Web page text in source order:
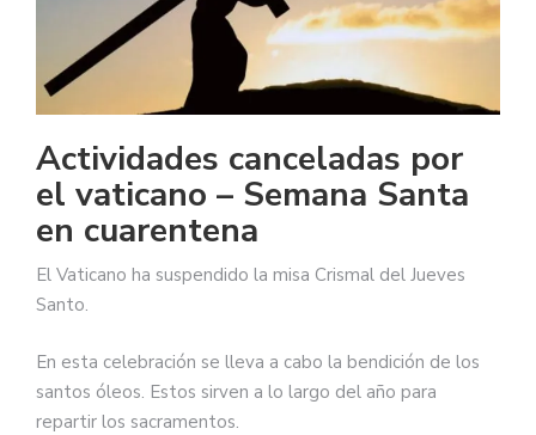
Actividades canceladas por
el vaticano – Semana Santa
en cuarentena
El Vaticano ha suspendido la misa Crismal del Jueves
Santo.
En esta celebración se lleva a cabo la bendición de los
santos óleos. Estos sirven a lo largo del año para
repartir los sacramentos.